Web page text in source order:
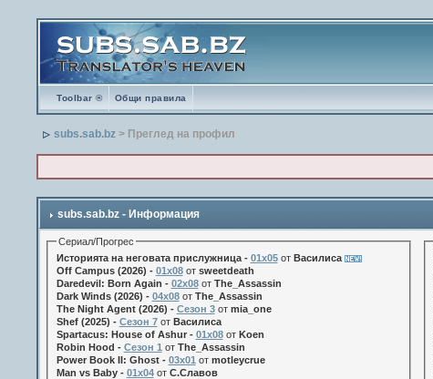
Toolbar ® Общи правила
subs.sab.bz > Преглед на профил
subs.sab.bz - Информация
Сериал/Прогрес
Историята на неговата прислужница - 01х05от Василиса
Off Campus (2026) - 01x08от sweetdeath
Daredevil: Born Again - 02x08от The_Assassin
Dark Winds (2026) - 04x08от The_Assassin
The Night Agent (2026) - Сезон 3от mia_one
Shef (2025) - Сезон 7от Василиса
Spartacus: House of Ashur - 01x08от Koen
Robin Hood - Сезон 1 от The_Assassin
Power Book II: Ghost - 03x01 от motleycrue
Man vs Baby - 01x04от С.Славов